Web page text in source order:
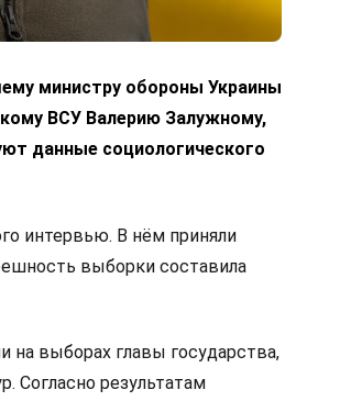
министру обороны Украины
ВСУ Валерию Залужному,
данные социологического
интервью. В нём приняли
выборки составила
на выборах главы государства,
Согласно результатам